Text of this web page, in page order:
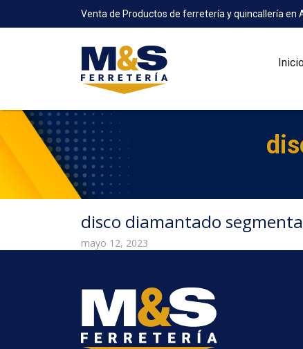
Venta de Productos de ferretería y quincallería en
disco diamantado
mayo 12, 2023